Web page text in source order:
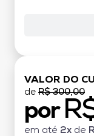
VALOR DO
de R$ 300,00
por
em até 2x de